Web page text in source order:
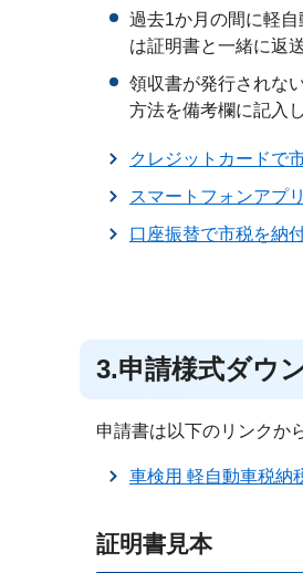
過去1か月の間に軽
は証明書と一緒に返
領収書が発行されな
方法を備考欄に記入
クレジットカードで
スマートフォンアプ
口座振替で市税を納
3.申請様式ダウ
申請書は以下のリンクか
車検用 軽自動車税納
証明書見本